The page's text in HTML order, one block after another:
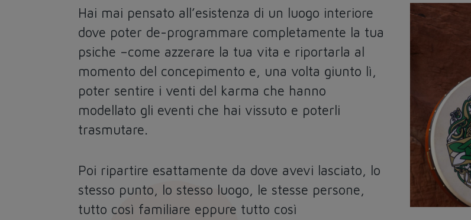
Hai mai pensato all’esistenza di un luogo interiore
dove poter de-programmare completamente la tua
psiche –come azzerare la tua vita e riportarla al
momento del concepimento e, una volta giunto lì,
poter sentire i venti del karma che hanno
modellato gli eventi che hai vissuto e poterli
trasmutare.
Poi ripartire esattamente da dove avevi lasciato, lo
stesso punto, lo stesso luogo, le stesse persone,
tutto così familiare eppure tutto così